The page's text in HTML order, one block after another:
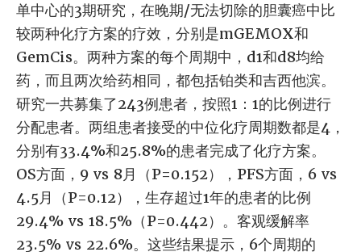
单中心的3期研究，在晚期/无法切除的胆囊癌中比
较两种化疗方案的疗效，分别是mGEMOX和
GemCis。两种方案的每个周期中，d1和d8均给
药，而且两次给药相同，都包括铂类和吉西他滨。
研究一共募集了243例患者，按照1：1的比例进行
分配患者。两组患者接受的中位化疗周期数都是4，
分别有33.4%和25.8%的患者完成了化疗方案。
OS方面，9 vs 8月（P=0.152），PFS方面，6 vs
4.5月（P=0.12），生存超过1年的患者的比例
29.4% vs 18.5%（P=0.442）。客观缓解率
23.5% vs 22.6%。这些结果提示，6个周期的